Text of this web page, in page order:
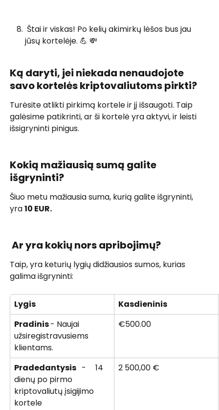
jūsų kortelėje. 💪 💸
Ką daryti, jei niekada nenaudojote
savo kortelės kriptovaliutoms pirkti?
Turėsite atlikti pirkimą kortele ir jį išsaugoti. Taip
galėsime patikrinti, ar ši kortelė yra aktyvi, ir leisti
išsigryninti pinigus.
Kokią mažiausią sumą galite
išgryninti?
Šiuo metu mažiausia suma, kurią galite išgryninti,
yra 10 EUR.
Ar yra kokių nors apribojimų?
Taip, yra keturių lygių didžiausios sumos, kurias
galima išgryninti:
Lygis
Kasdieninis
Pradinis - Naujai
užsiregistravusiems
klientams.
€500.00
Pradedantysis
  -
  14
dienų po pirmo
kriptovaliutų įsigijimo
kortele
2 500,00 €